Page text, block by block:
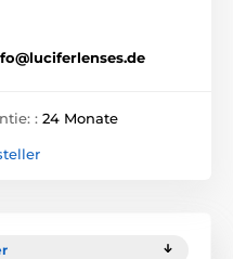
: 24 Monate